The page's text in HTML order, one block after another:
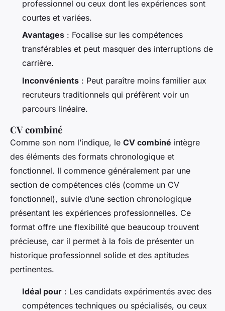
professionnel ou ceux dont les expériences sont
courtes et variées.
Avantages : Focalise sur les compétences
transférables et peut masquer des interruptions de
carrière.
Inconvénients : Peut paraître moins familier aux
recruteurs traditionnels qui préfèrent voir un
parcours linéaire.
CV combiné
Comme son nom l’indique, le CV combiné intègre
des éléments des formats chronologique et
fonctionnel. Il commence généralement par une
section de compétences clés (comme un CV
fonctionnel), suivie d’une section chronologique
présentant les expériences professionnelles. Ce
format offre une flexibilité que beaucoup trouvent
précieuse, car il permet à la fois de présenter un
historique professionnel solide et des aptitudes
pertinentes.
Idéal pour : Les candidats expérimentés avec des
compétences techniques ou spécialisés, ou ceux